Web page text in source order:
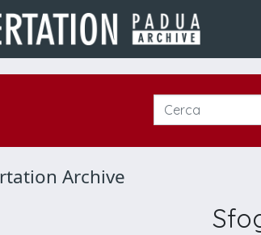
Archive